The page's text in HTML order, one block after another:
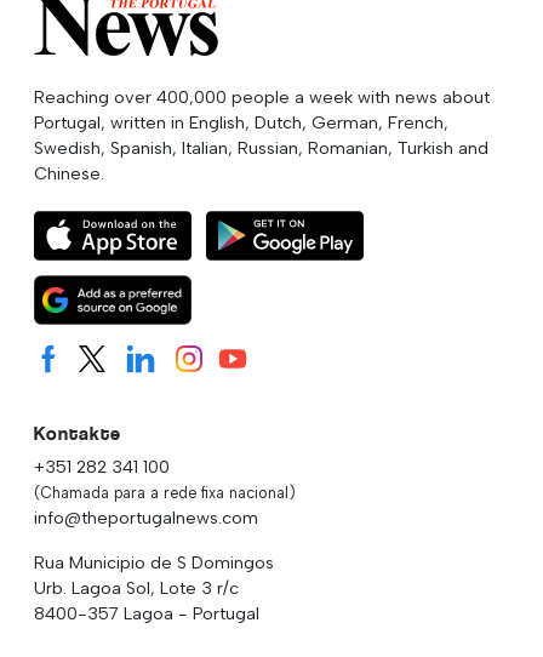
Reaching over 400,000 people a week with news about
Portugal, written in English, Dutch, German, French,
Swedish, Spanish, Italian, Russian, Romanian, Turkish and
Chinese.
Kontakte
+351 282 341 100
(Chamada para a rede fixa nacional)
info@theportugalnews.com
Rua Municipio de S Domingos
Urb. Lagoa Sol, Lote 3 r/c
8400-357 Lagoa - Portugal